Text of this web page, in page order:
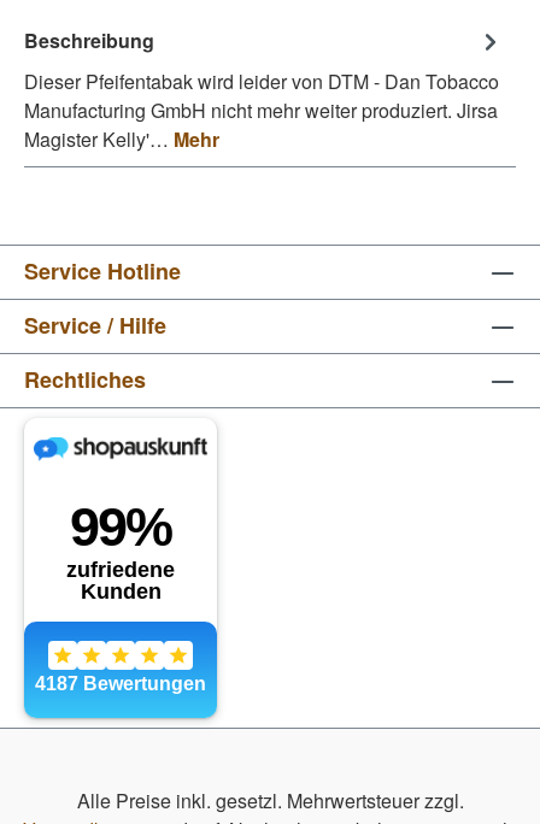
Beschreibung
Dieser Pfeifentabak wird leider von DTM - Dan Tobacco
Manufacturing GmbH nicht mehr weiter produziert. Jirsa
Magister Kelly'… Mehr
Service Hotline
Service / Hilfe
Rechtliches
Alle Preise inkl. gesetzl. Mehrwertsteuer zzgl.